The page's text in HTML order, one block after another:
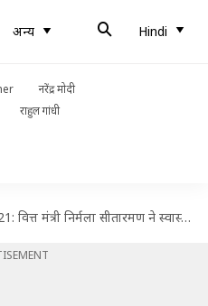
अन्य Hindi
नरेंद्र मोदी
राहुल गांधी
निर्मला सीतारमण ने स्वास्थ्य क्षेत्र के लिए क्या-क्या ऐलान किए?